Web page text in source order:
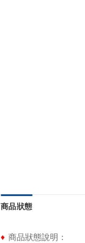
商品狀態
♦ 商品狀態說明：